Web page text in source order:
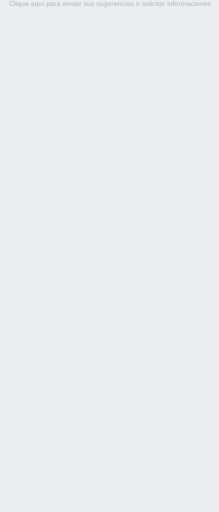
Clique aquí para enviar sus sugerencias o solicitar informaciones